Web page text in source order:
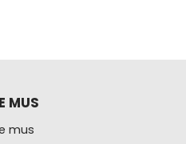
MUS
mus